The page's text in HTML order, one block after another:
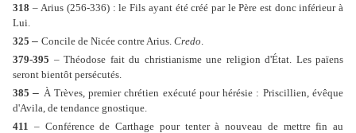
318 – Arius (256-336) : le Fils ayant été créé par le Père est donc inférieur à
Lui.
325 – Concile de Nicée contre Arius. Credo
379-395 – Théodose fait du christianisme une religion d'État. Les païens
seront bientôt persécutés.
385 – À Trèves, premier chrétien exécuté pour hérésie : Priscillien, évêque
d'Avila, de tendance gnostique.
411 – Conférence de Carthage pour tenter à nouveau de mettre fin au